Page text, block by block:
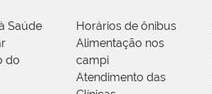
Saúde
do
Horários de ônibus
Alimentação nos
campi
Atendimento das